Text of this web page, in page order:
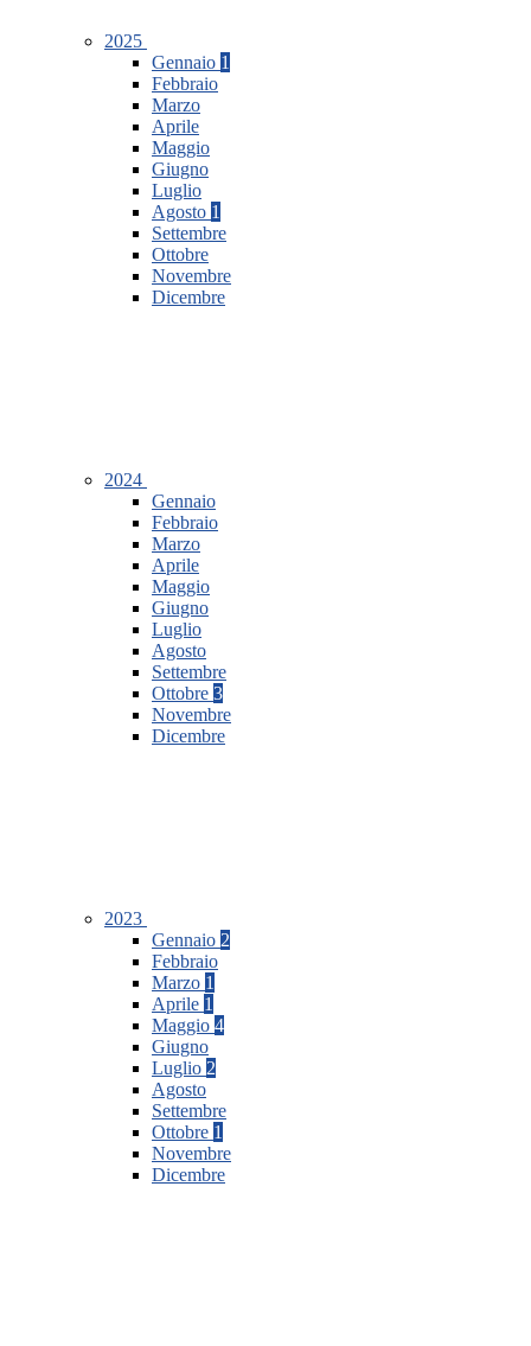
2025
Gennaio 1
Febbraio
Marzo
Aprile
Maggio
Giugno
Luglio
Agosto 1
Settembre
Ottobre
Novembre
Dicembre
2024
Gennaio
Febbraio
Marzo
Aprile
Maggio
Giugno
Luglio
Agosto
Settembre
Ottobre 3
Novembre
Dicembre
2023
Gennaio 2
Febbraio
Marzo 1
Aprile 1
Maggio 4
Giugno
Luglio 2
Agosto
Settembre
Ottobre 1
Novembre
Dicembre